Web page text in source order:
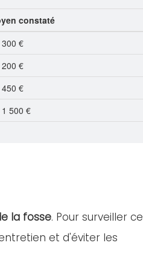
constaté
€
€
€
500 €
la fosse. Pour surveiller ce
et d'éviter les